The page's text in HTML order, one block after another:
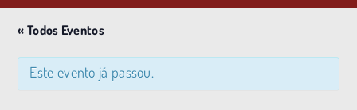
« Todos Eventos
Este evento já passou.